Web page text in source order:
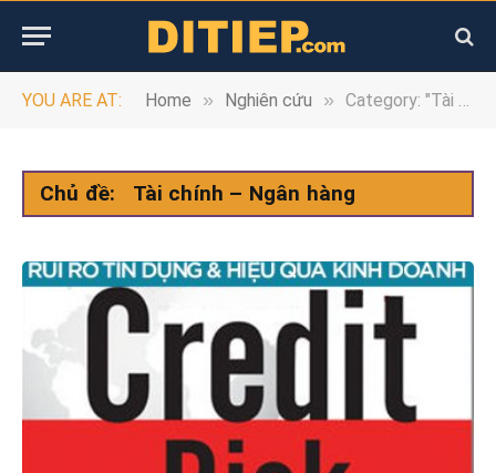
YOU ARE AT: Home » Nghiên cứu » Category: "Tài chính – Ngân hàng" (Page 5)
Chủ đề: Tài chính – Ngân hàng